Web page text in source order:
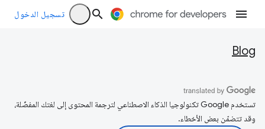
تسجيل الدخول
Blog
تستخدم Google تكنولوجيا الذكاء الاصطناعي لترجمة المحتوى إلى لغتك المفضّلة،
وقد تتضمّن بعض الأخطاء.